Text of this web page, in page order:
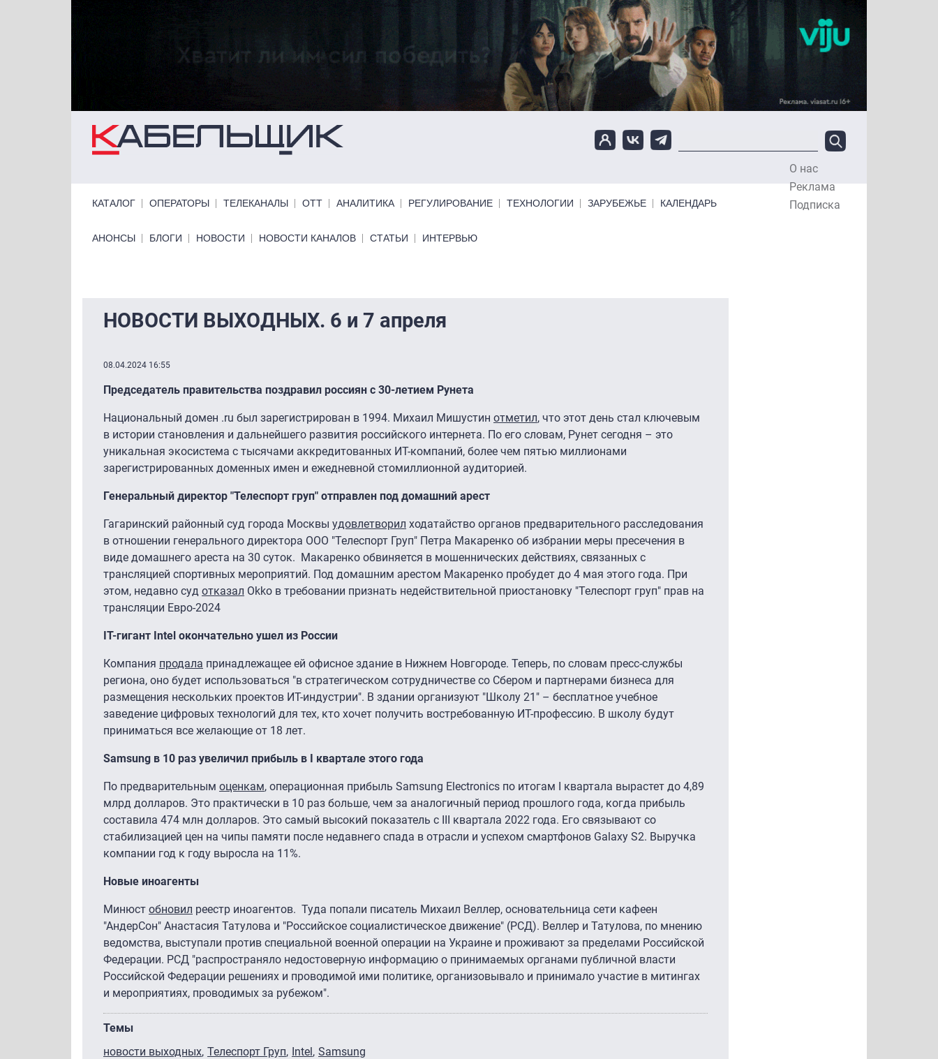
О нас
Реклама
Подписка
КАТАЛОГ ОПЕРАТОРЫ ТЕЛЕКАНАЛЫ ОТТ АНАЛИТИКА РЕГУЛИРОВАНИЕ ТЕХНОЛОГИИ ЗАРУБЕЖЬЕ КАЛЕНДАРЬ
Primary links bottom
АНОНСЫ БЛОГИ НОВОСТИ НОВОСТИ КАНАЛОВ СТАТЬИ ИНТЕРВЬЮ
НОВОСТИ ВЫХОДНЫХ. 6 и 7 апреля
08.04.2024 16:55
Председатель правительства поздравил россиян с 30-летием Рунета
Национальный домен .ru был зарегистрирован в 1994. Михаил Мишустин отметил, что этот день стал ключевым
в истории становления и дальнейшего развития российского интернета. По его словам, Рунет сегодня – это
уникальная экосистема с тысячами аккредитованных ИТ-компаний, более чем пятью миллионами
зарегистрированных доменных имен и ежедневной стомиллионной аудиторией.
Генеральный директор "Телеспорт груп" отправлен под домашний арест
Гагаринский районный суд города Москвы удовлетворил ходатайство органов предварительного расследования
в отношении генерального директора ООО "Телеспорт Груп" Петра Макаренко об избрании меры пресечения в
виде домашнего ареста на 30 суток. Макаренко обвиняется в мошеннических действиях, связанных с
трансляцией спортивных мероприятий. Под домашним арестом Макаренко пробудет до 4 мая этого года. При
этом, недавно суд отказал Okko в требовании признать недействительной приостановку "Телеспорт груп" прав на
трансляции Евро-2024
IT-гигант Intel окончательно ушел из России
Компания продала принадлежащее ей офисное здание в Нижнем Новгороде. Теперь, по словам пресс-службы
региона, оно будет использоваться "в стратегическом сотрудничестве со Сбером и партнерами бизнеса для
размещения нескольких проектов ИТ-индустрии". В здании организуют "Школу 21" – бесплатное учебное
заведение цифровых технологий для тех, кто хочет получить востребованную ИТ-профессию. В школу будут
приниматься все желающие от 18 лет.
Samsung в 10 раз увеличил прибыль в I квартале этого года
По предварительным оценкам, операционная прибыль Samsung Electronics по итогам I квартала вырастет до 4,89
млрд долларов. Это практически в 10 раз больше, чем за аналогичный период прошлого года, когда прибыль
составила 474 млн долларов. Это самый высокий показатель с III квартала 2022 года. Его связывают со
стабилизацией цен на чипы памяти после недавнего спада в отрасли и успехом смартфонов Galaxy S2. Выручка
компании год к году выросла на 11%.
Новые иноагенты
Минюст обновил реестр иноагентов. Туда попали писатель Михаил Веллер, основательница сети кафеен
"АндерСон" Анастасия Татулова и "Российское социалистическое движение" (РСД). Веллер и Татулова, по мнению
ведомства, выступали против специальной военной операции на Украине и проживают за пределами Российской
Федерации. РСД "распространяло недостоверную информацию о принимаемых органами публичной власти
Российской Федерации решениях и проводимой ими политике, организовывало и принимало участие в митингах
и мероприятиях, проводимых за рубежом".
Темы
новости выходных Телеспорт Груп Intel Samsung